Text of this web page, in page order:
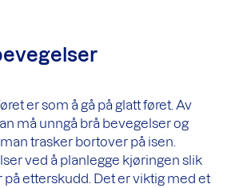
er som å gå på glatt føret. Av
må unngå brå bevegelser og
trasker bortover på isen.
ved å planlegge kjøringen slik
etterskudd. Det er viktig med et